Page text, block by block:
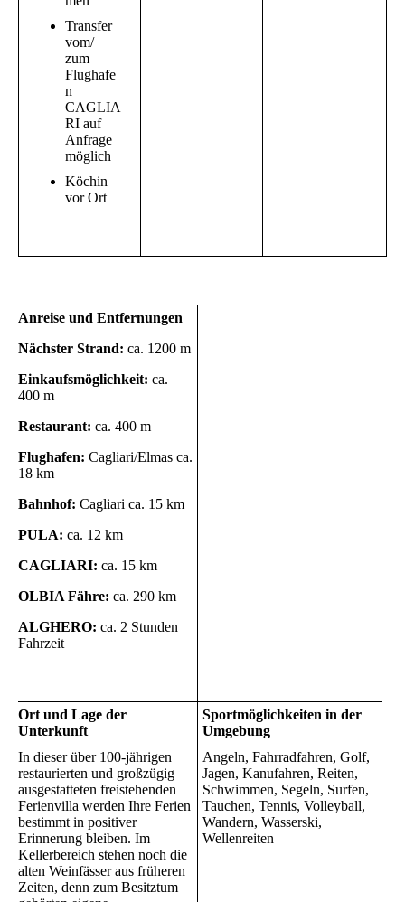
Transfer
vom/
zum
Flughafe
n
CAGLIA
RI auf
Anfrage
möglich
Köchin
vor Ort
Anreise und Entfernungen
Nächster Strand: ca. 1200 m
Einkaufsmöglichkeit: ca.
400 m
Restaurant: ca. 400 m
Flughafen: Cagliari/Elmas ca.
18 km
Bahnhof: Cagliari ca. 15 km
PULA: ca. 12 km
CAGLIARI: ca. 15 km
OLBIA Fähre: ca. 290 km
ALGHERO: ca. 2 Stunden
Fahrzeit
Ort und Lage der
Unterkunft
In dieser über 100-jährigen
restaurierten und großzügig
ausgestatteten freistehenden
Ferienvilla werden Ihre Ferien
bestimmt in positiver
Erinnerung bleiben. Im
Kellerbereich stehen noch die
alten Weinfässer aus früheren
Zeiten, denn zum Besitztum
Sportmöglichkeiten in der
Umgebung
Angeln, Fahrradfahren, Golf,
Jagen, Kanufahren, Reiten,
Schwimmen, Segeln, Surfen,
Tauchen, Tennis, Volleyball,
Wandern, Wasserski,
Wellenreiten